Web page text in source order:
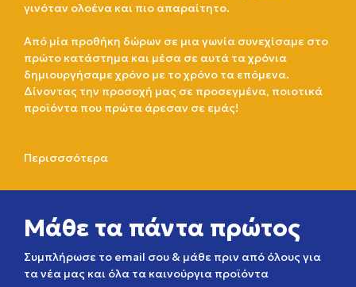
γινόταν ολοένα και πιο απαραίτητο.
Από μία προθήκη δώρων σε μια γωνία συνεχίσαμε στο
πρώτο κατάστημα και μέσα σε αυτά τα χρόνια
δημιουργήσαμε χρόνο με το χρόνο τα επόμενα.
Δίνοντας την προσοχή μας σε προσεγμένα, ποιοτικά
προϊόντα που πρώτα άρεσαν σε εμάς!
Περισσσότερα
Μάθε τα πάντα πρώτος
Συμπλήρωσε το email σου & μάθε πριν από όλους για
τα νέα μας και όλα τα καινούργια προϊόντα